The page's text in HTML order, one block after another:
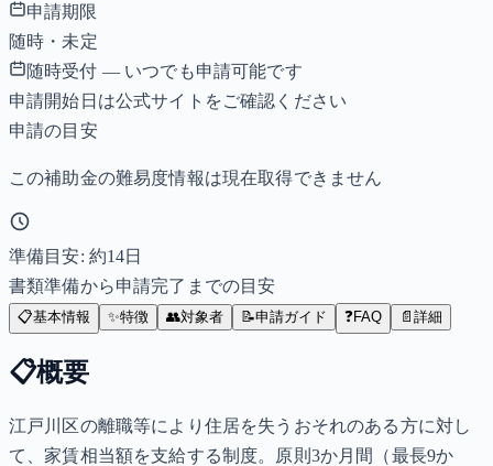
申請期限
随時・未定
随時受付 — いつでも申請可能です
申請開始日は公式サイトをご確認ください
申請の目安
この補助金の難易度情報は現在取得できません
準備目安: 約14日
書類準備から申請完了までの目安
📋基本情報 ✨特徴 👥対象者 📝申請ガイド ❓FAQ 📄 詳細
📋概要
江戸川区の離職等により住居を失うおそれのある方に対し
て、家賃相当額を支給する制度。原則3か月間（最長9か